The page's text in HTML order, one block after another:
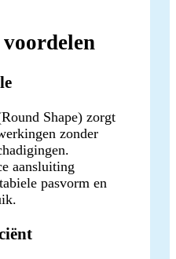
Shape) zorgt
zonder
aansluiting
pasvorm en